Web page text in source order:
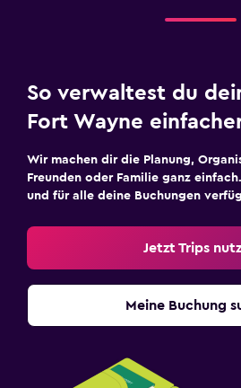
So verwaltest du
Fort Wayne
Wir machen dir die Planung,
Freunden oder Familie ganz
und für alle deine Buchungen
Jetzt Trips
Meine Buchung